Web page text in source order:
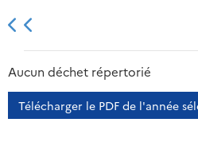
2013 2014
Aucun déchet répertorié
Télécharger le PDF de l'année